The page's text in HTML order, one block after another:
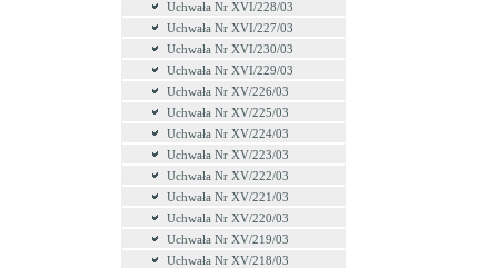
Uchwała Nr XVI/228/03
Uchwała Nr XVI/227/03
Uchwała Nr XVI/230/03
Uchwała Nr XVI/229/03
Uchwała Nr XV/226/03
Uchwała Nr XV/225/03
Uchwała Nr XV/224/03
Uchwała Nr XV/223/03
Uchwała Nr XV/222/03
Uchwała Nr XV/221/03
Uchwala Nr XV/220/03
Uchwała Nr XV/219/03
Uchwała Nr XV/218/03